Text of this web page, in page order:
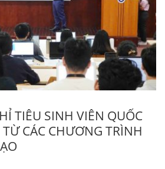
TIÊU SINH VIÊN QUỐC
CÁC CHƯƠNG TRÌNH